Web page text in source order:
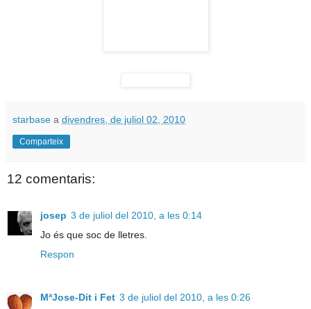
starbase a divendres, de juliol 02, 2010
Comparteix
12 comentaris:
josep 3 de juliol del 2010, a les 0:14
Jo és que soc de lletres.
Respon
MªJose-Dit i Fet 3 de juliol del 2010, a les 0:26